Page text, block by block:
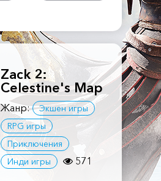
Zack 2:
Celestine's Map
Жанр:
Экшен игры
RPG игры
Приключения
Инди игры
571